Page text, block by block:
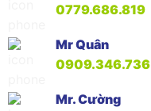
0779.686.819
Mr Quân
0909.346.736
Mr. Cường